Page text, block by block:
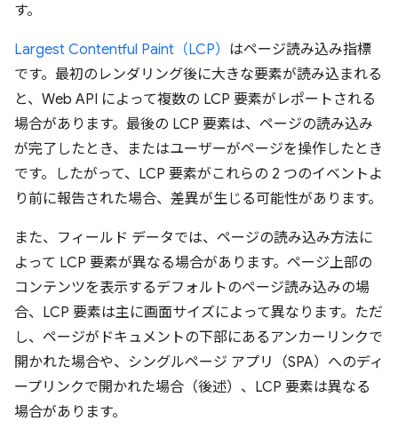
す。
Largest Contentful Paint（LCP） はページ読み込み指標
です。最初のレンダリング後に大きな要素が読み込まれる
と、Web API によって複数の LCP 要素がレポートされる
場合があります。最後の LCP 要素は、ページの読み込み
が完了したとき、またはユーザーがページを操作したとき
です。したがって、LCP 要素がこれらの 2 つのイベントよ
り前に報告された場合、差異が生じる可能性があります。
また、フィールド データでは、ページの読み込み方法に
よって LCP 要素が異なる場合があります。ページ上部の
コンテンツを表示するデフォルトのページ読み込みの場
合、LCP 要素は主に画面サイズによって異なります。ただ
し、ページがドキュメントの下部にあるアンカーリンクで
開かれた場合や、シングルページ アプリ（SPA）へのディ
ープリンクで開かれた場合（後述）、LCP 要素は異なる
場合があります。